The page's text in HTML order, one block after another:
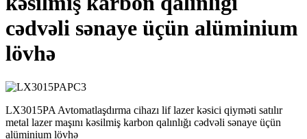
cədvəli sənaye üçün alüminium
lövhə
LX3015PA Avtomatlaşdırma cihazı lif lazer kəsici qiyməti satılır
metal lazer maşını kəsilmiş karbon qalınlığı cədvəli sənaye üçün
alüminium lövhə